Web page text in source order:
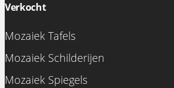
Verkocht
Mozaiek Tafels
Mozaiek Schilderijen
Mozaiek Spiegels